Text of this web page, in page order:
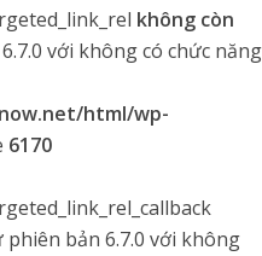
không còn
với không có chức năng
html/wp-
6170
phiên bản 6.7.0 với không